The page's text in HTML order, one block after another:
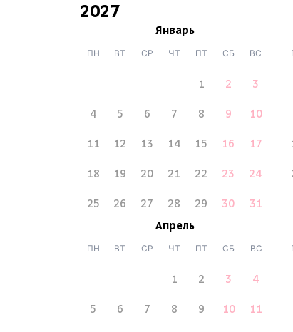
2027
Январь
ПН ВТ СР ЧТ ПТ СБ ВС
1 2 3
4 5 6 7 8 9 10
11 12 13 14 15 16 17
18 19 20 21 22 23 24
25 26 27 28 29 30 31
Апрель
ПН ВТ СР ЧТ ПТ СБ ВС
1 2 3 4
5 6 7 8 9 10 11